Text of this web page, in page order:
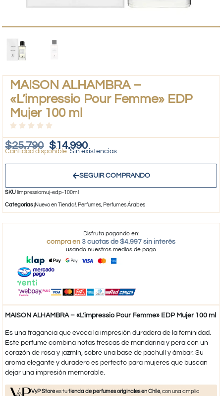
MAISON ALHAMBRA –
«L’impressio Pour Femme» EDP
Mujer 100 ml
$25.790 $14.990
Sin existencias
SEGUIR COMPRANDO
SKU limpressiomuj-edp-100ml
Categorías¡Nuevo en Tienda!, Perfumes, Perfumes Árabes
Disfruta pagando en:
compra en 3 cuotas de $4.997 sin interés
usando nuestros medios de pago
MAISON ALHAMBRA – «L’impressio Pour Femme» EDP Mujer 100 ml
Es una fragancia que evoca la impresión duradera de la feminidad.
Este perfume combina notas frescas de mandarina y pera con un
corazón de rosa y jazmín, sobre una base de pachulí y ámbar. Su
aroma elegante y duradero es perfecto para mujeres que buscan
dejar una impresión memorable.
VyP Storees tutienda de perfumes originales en Chile, con una amplia